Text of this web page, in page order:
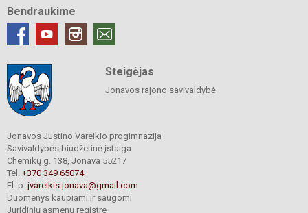
Bendraukime
Steigėjas
Jonavos rajono savivaldybė
Jonavos Justino Vareikio progimnazija
Savivaldybės biudžetinė įstaiga
Chemikų g. 138, Jonava 55217
Tel. +370 349 65074
El. p. jvareikis.jonava@gmail.com
Duomenys kaupiami ir saugomi
Juridinių asmenų registre